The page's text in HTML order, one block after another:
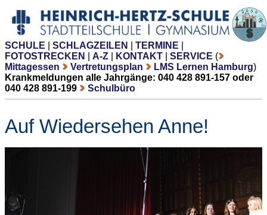
SCHULE SCHLAGZEILEN TERMINE
FOTOSTRECKEN
A-Z KONTAKT SERVICE (
Mittagessen
Vertretungsplan LMS Lernen Hamburg)
Krankmeldungen alle Jahrgänge: 040 428 891-157 oder
040 428 891-199
Schulbüro
Auf Wiedersehen Anne!